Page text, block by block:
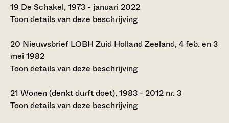
19 De Schakel, 1973 - januari 2022
Toon details van deze beschrijving
20 Nieuwsbrief LOBH Zuid Holland Zeeland, 4 feb. en 3
mei 1982
Toon details van deze beschrijving
21 Wonen (denkt durft doet), 1983 - 2012 nr. 3
Toon details van deze beschrijving